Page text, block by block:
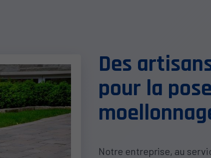
Des
pour la
Notre entreprise, au